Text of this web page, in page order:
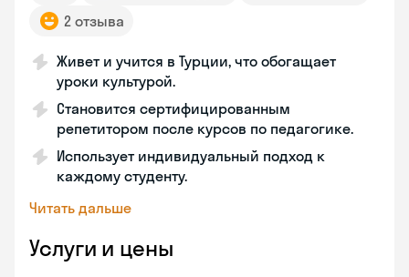
2 отзыва
Живет и учится в Турции, что обогащает
уроки культурой.
Становится сертифицированным
репетитором после курсов по педагогике.
Использует индивидуальный подход к
каждому студенту.
Читать дальше
Услуги и цены